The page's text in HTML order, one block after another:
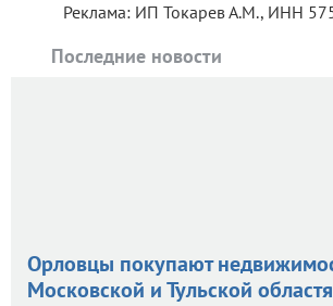
Реклама: ИП Токарев А.М., ИНН
Последние новости
Орловцы покупают
Московской и Тульской